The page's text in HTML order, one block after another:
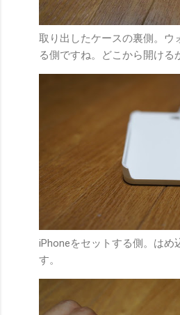
取り出したケースの裏側。ウ
る側ですね。どこから開ける
iPhoneをセットする側。はめ
す。